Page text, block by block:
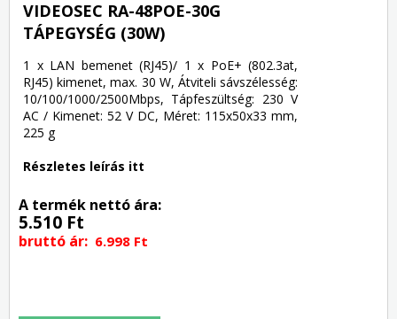
VIDEOSEC RA-48POE-30G
TÁPEGYSÉG (30W)
1 x LAN bemenet (RJ45)/ 1 x PoE+ (802.3at,
RJ45) kimenet, max. 30 W, Átviteli sávszélesség:
10/100/1000/2500Mbps, Tápfeszültség: 230 V
AC / Kimenet: 52 V DC, Méret: 115x50x33 mm,
225 g
Részletes leírás itt
A termék nettó ára:
5.510 Ft
bruttó ár: 6.998 Ft